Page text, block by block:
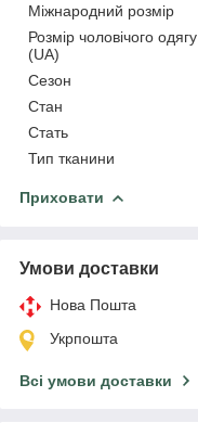
Міжнародний розмір
Розмір чоловічого одягу
(UA)
Сезон
Стан
Стать
Тип тканини
Приховати
Умови доставки
Нова Пошта
Укрпошта
Всі умови доставки